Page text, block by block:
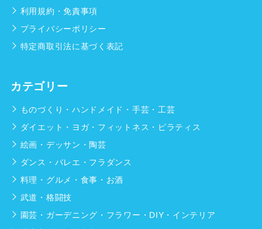
利用規約・免責事項
プライバシーポリシー
特定商取引法に基づく表記
カテゴリー
ものづくり・ハンドメイド・手芸・工芸
ダイエット・ヨガ・フィットネス・ピラティス
絵画・デッサン・陶芸
ダンス・バレエ・フラダンス
料理・グルメ・食事・お酒
武道・格闘技
園芸・ガーデニング・フラワー・DIY・インテリア